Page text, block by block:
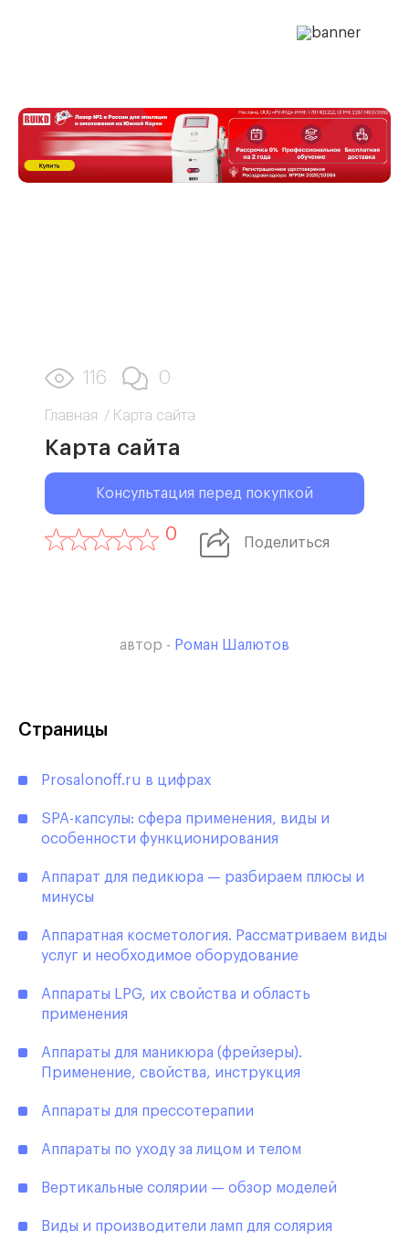
116 0
Главная / Карта сайта
Карта сайта
Консультация перед покупкой
0 Поделиться
автор - Роман Шалютов
Страницы
Prosalonoff.ru в цифрах
SPA-капсулы: сфера применения, виды и
особенности функционирования
Аппарат для педикюра — разбираем плюсы и
минусы
Аппаратная косметология. Рассматриваем виды
услуг и необходимое оборудование
Аппараты LPG, их свойства и область
применения
Аппараты для маникюра (фрейзеры).
Применение, свойства, инструкция
Аппараты для прессотерапии
Аппараты по уходу за лицом и телом
Вертикальные солярии — обзор моделей
Виды и производители ламп для солярия